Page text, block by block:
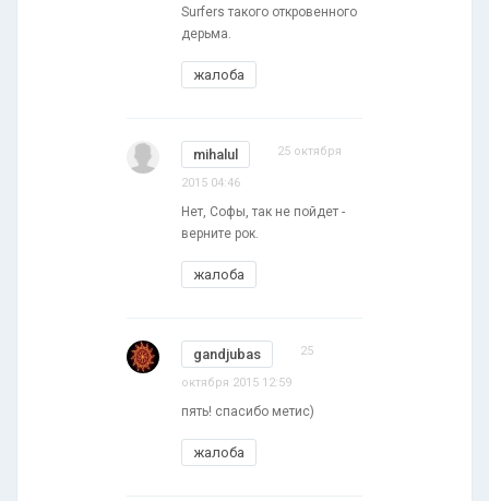
Surfers такого откровенного
дерьма.
жалоба
mihalul 25 октября
2015 04:46
Нет, Софы, так не пойдет -
верните рок.
жалоба
gandjubas 25
октября 2015 12:59
пять! спасибо метис)
жалоба